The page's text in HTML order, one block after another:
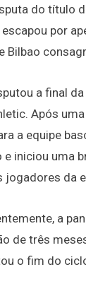
do título
por
Bilbao
a final da
Após
a equipe
e iniciou uma
jogadores da
a
de três
o fim do